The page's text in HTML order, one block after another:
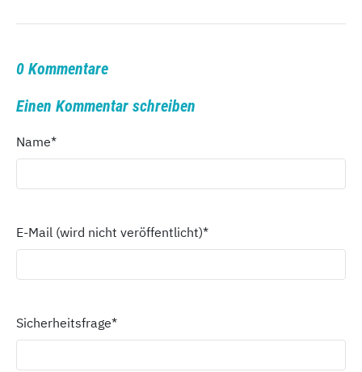
0 Kommentare
Einen Kommentar schreiben
Name*
E-Mail (wird nicht veröffentlicht)*
Sicherheitsfrage*